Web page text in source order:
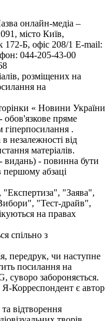
онлайн-медіа –
місто Київ,
Б, офіс 208/1 E-mail:
044-205-43-00
розміщених на
на
« Новини України
обов'язкове пряме
гіперпосилання .
незалежності від
матеріалів.
видань) - повинна бути
першому абзаці
"Заява",
"Тест-драйв",
на правах
спільно з
передрук, чи наступне
посилання на
суворо забороняється.
Я-Корреспондент є автор
відтворення